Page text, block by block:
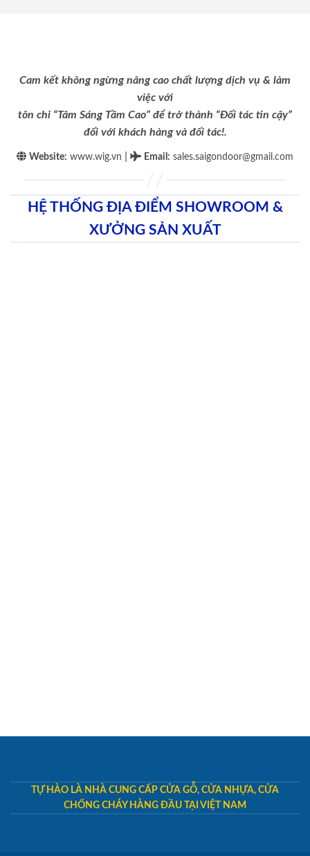
Cam kết không ngừng nâng cao chất lượng dịch vụ & làm
việc với
tôn chỉ “Tâm Sáng Tầm Cao” để trở thành “Đối tác tin cậy”
đối với khách hàng và đối tác!.
Website: www.wig.vn Email : sales.saigondoor@gmail.com
HỆ THỐNG ĐỊA ĐIỂM SHOWROOM &
XƯỞNG SẢN XUẤT
TỰ HÀO LÀ NHÀ CUNG CẤP CỬA GỖ, CỬA NHỰA, CỬA
CHỐNG CHÁY HÀNG ĐẦU TẠI VIỆT NAM